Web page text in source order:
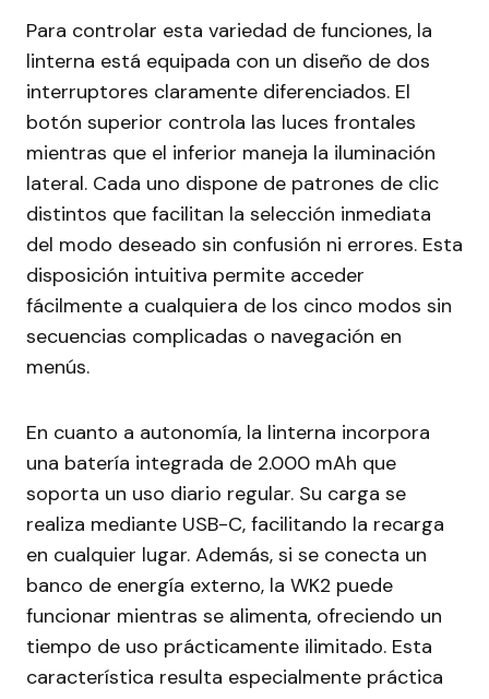
Para controlar esta variedad de funciones, la
linterna está equipada con un diseño de dos
interruptores claramente diferenciados. El
botón superior controla las luces frontales
mientras que el inferior maneja la iluminación
lateral. Cada uno dispone de patrones de clic
distintos que facilitan la selección inmediata
del modo deseado sin confusión ni errores. Esta
disposición intuitiva permite acceder
fácilmente a cualquiera de los cinco modos sin
secuencias complicadas o navegación en
menús.
En cuanto a autonomía, la linterna incorpora
una batería integrada de 2.000 mAh que
soporta un uso diario regular. Su carga se
realiza mediante USB-C, facilitando la recarga
en cualquier lugar. Además, si se conecta un
banco de energía externo, la WK2 puede
funcionar mientras se alimenta, ofreciendo un
tiempo de uso prácticamente ilimitado. Esta
característica resulta especialmente práctica